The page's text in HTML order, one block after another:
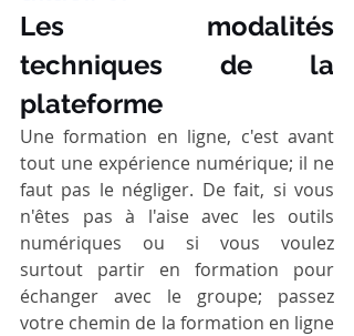
Les modalités
techniques de la
plateforme
Une formation en ligne, c'est avant
tout une expérience numérique; il ne
faut pas le négliger. De fait, si vous
n'êtes pas à l'aise avec les outils
numériques ou si vous voulez
surtout partir en formation pour
échanger avec le groupe; passez
votre chemin de la formation en ligne